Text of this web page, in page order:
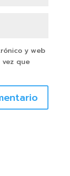
y web
que